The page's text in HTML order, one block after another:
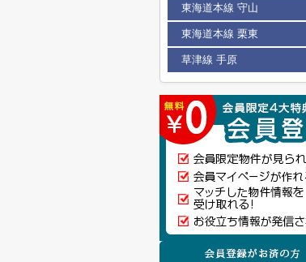
東海道本線 守山
東海道本線 栗東
草津線 手原